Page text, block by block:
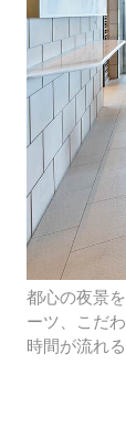
都心の夜景
ーツ、こだ
時間が流れ